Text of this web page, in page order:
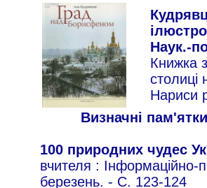
Наук.-
Книжка
столиці
Нариси
Визначні
100 природних чудес
вчителя :
березень. - С. 123-124